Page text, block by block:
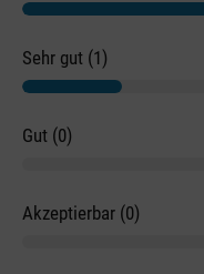
Sehr gut (1)
Gut (0)
Akzeptierbar (0)